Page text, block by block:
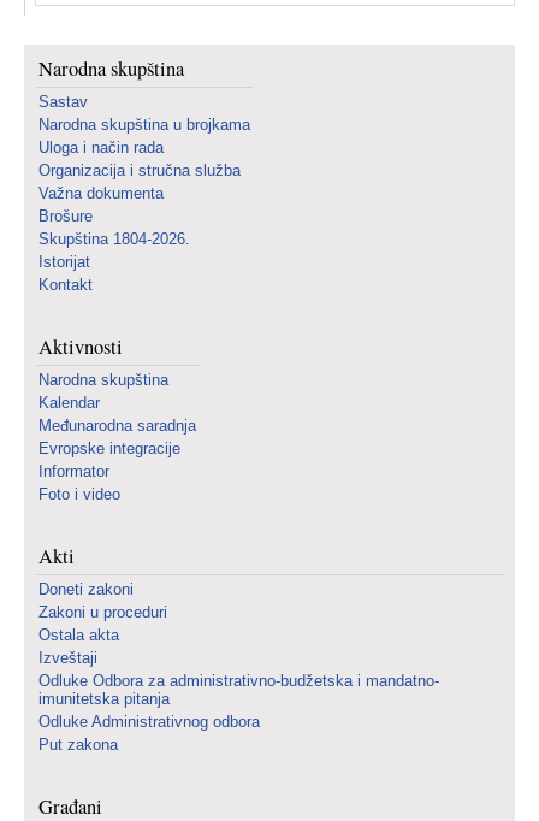
Narodna skupština
Sastav
Narodna skupština u brojkama
Uloga i način rada
Organizacija i stručna služba
Važna dokumenta
Brošure
Skupština 1804-2026.
Istorijat
Kontakt
Aktivnosti
Narodna skupština
Kalendar
Međunarodna saradnja
Evropske integracije
Informator
Foto i video
Akti
Doneti zakoni
Zakoni u proceduri
Ostala akta
Izveštaji
Odluke Odbora za administrativno-budžetska i mandatno-
imunitetska pitanja
Odluke Administrativnog odbora
Put zakona
Građani